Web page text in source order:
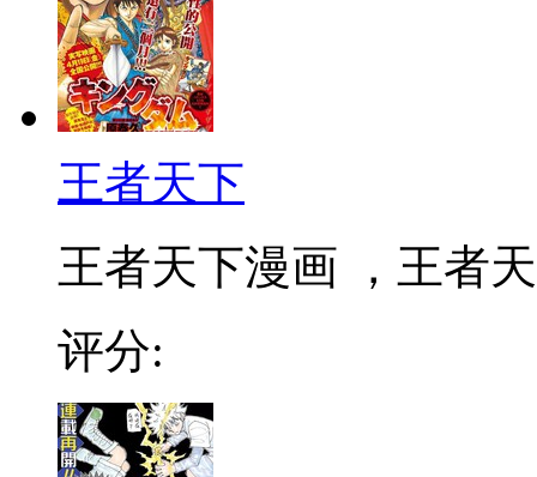
王者天下
王者天下漫画 ，王者
评分: